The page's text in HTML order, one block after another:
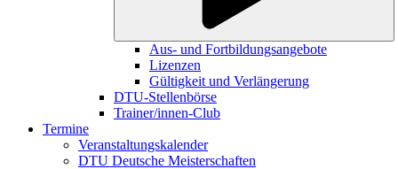
Aus- und Fortbildungsangebote
Lizenzen
Gültigkeit und Verlängerung
DTU-Stellenbörse
Trainer/innen-Club
Termine
Veranstaltungskalender
DTU Deutsche Meisterschaften